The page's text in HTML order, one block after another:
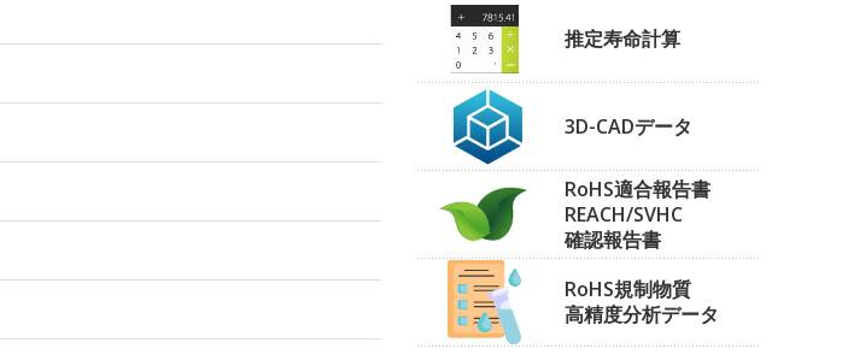
推定寿命計算
3D-CADデータ
RoHS適合報告書
REACH/SVHC
確認報告書
RoHS規制物質
高精度分析データ